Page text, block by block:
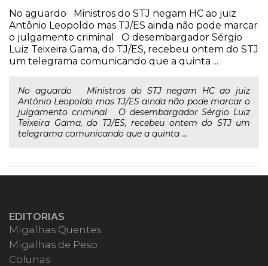
No aguardo Ministros do STJ negam HC ao juiz
Antônio Leopoldo mas TJ/ES ainda não pode marcar
o julgamento criminal O desembargador Sérgio
Luiz Teixeira Gama, do TJ/ES, recebeu ontem do STJ
um telegrama comunicando que a quinta ...
No aguardo Ministros do STJ negam HC ao juiz
Antônio Leopoldo mas TJ/ES ainda não pode marcar o
julgamento criminal O desembargador Sérgio Luiz
Teixeira Gama, do TJ/ES, recebeu ontem do STJ um
telegrama comunicando que a quinta ...
EDITORIAS
Migalhas Quentes
Migalhas de Peso
Colunas